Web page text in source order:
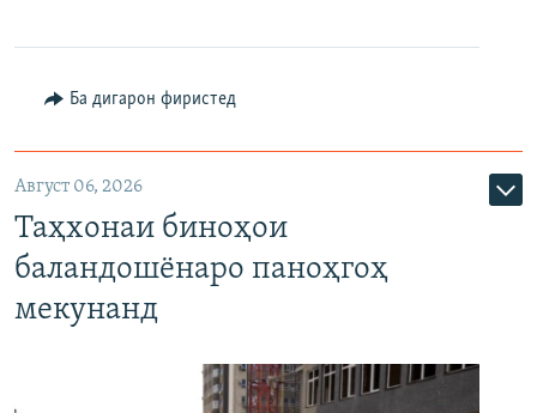
Ба дигарон фиристед
Август 06, 2026
Таҳхонаи биноҳои
баландошёнаро паноҳгоҳ
мекунанд